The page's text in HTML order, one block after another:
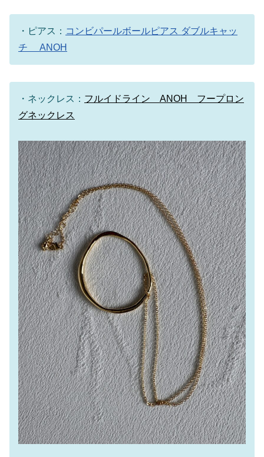
・ピアス： コンビパールボールピアス ダブルキャッ
チ ANOH
・ネックレス： フルイドライン ANOH フープロン
グネックレス